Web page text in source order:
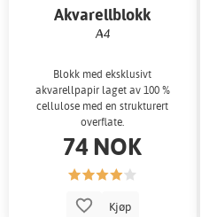
Akvarellblokk
A4
Blokk med eksklusivt
akvarellpapir laget av 100 %
cellulose med en strukturert
overflate.
74 NOK
Kjøp